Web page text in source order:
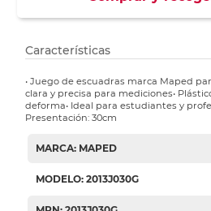
Características
• Juego de escuadras marca Maped
clara y precisa para mediciones•
deforma• Ideal para estudiantes y
Presentación: 30cm
MARCA: MAPED
MODELO: 2013J030G